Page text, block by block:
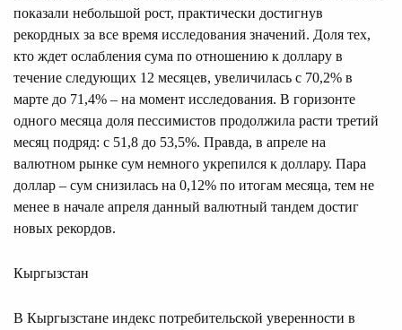
показали небольшой рост, практически достигнув
рекордных за все время исследования значений. Доля тех,
кто ждет ослабления сума по отношению к доллару в
течение следующих 12 месяцев, увеличилась с 70,2% в
марте до 71,4% – на момент исследования. В горизонте
одного месяца доля пессимистов продолжила расти третий
месяц подряд: с 51,8 до 53,5%. Правда, в апреле на
валютном рынке сум немного укрепился к доллару. Пара
доллар – сум снизилась на 0,12% по итогам месяца, тем не
менее в начале апреля данный валютный тандем достиг
новых рекордов.
Кыргызстан
В Кыргызстане индекс потребительской уверенности в